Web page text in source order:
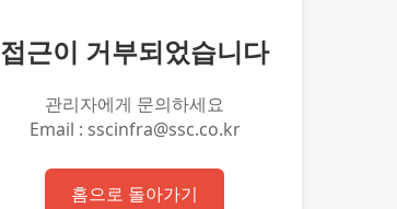
접근이 거부되었습니다
관리자에게 문의하세요
Email : sscinfra@ssc.co.kr
홈으로 돌아가기